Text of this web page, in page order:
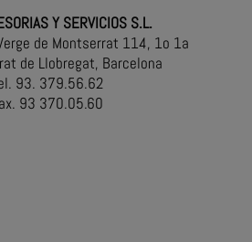
Y SERVICIOS S.L.
de Montserrat 114, 1o 1a
de Llobregat, Barcelona
93. 379.56.62
93 370.05.60